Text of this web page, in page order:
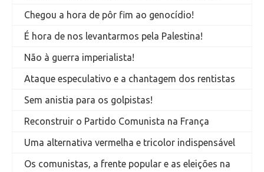
Chegou a hora de pôr fim ao genocídio!
É hora de nos levantarmos pela Palestina!
Não à guerra imperialista!
Ataque especulativo e a chantagem dos rentistas
Sem anistia para os golpistas!
Reconstruir o Partido Comunista na França
Uma alternativa vermelha e tricolor indispensável
Os comunistas, a frente popular e as eleições na